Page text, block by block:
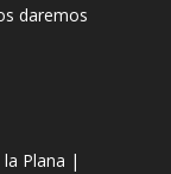
daremos
Plana |